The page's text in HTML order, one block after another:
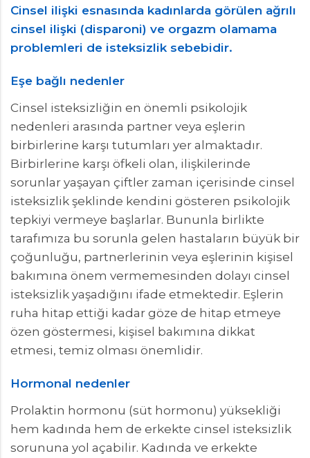
Cinsel ilişki esnasında kadınlarda görülen ağrılı
cinsel ilişki (disparoni) ve orgazm olamama
problemleri de isteksizlik sebebidir.
Eşe bağlı nedenler
Cinsel isteksizliğin en önemli psikolojik
nedenleri arasında partner veya eşlerin
birbirlerine karşı tutumları yer almaktadır.
Birbirlerine karşı öfkeli olan, ilişkilerinde
sorunlar yaşayan çiftler zaman içerisinde cinsel
isteksizlik şeklinde kendini gösteren psikolojik
tepkiyi vermeye başlarlar. Bununla birlikte
tarafımıza bu sorunla gelen hastaların büyük bir
çoğunluğu, partnerlerinin veya eşlerinin kişisel
bakımına önem vermemesinden dolayı cinsel
isteksizlik yaşadığını ifade etmektedir. Eşlerin
ruha hitap ettiği kadar göze de hitap etmeye
özen göstermesi, kişisel bakımına dikkat
etmesi, temiz olması önemlidir.
Hormonal nedenler
Prolaktin hormonu (süt hormonu) yüksekliği
hem kadında hem de erkekte cinsel isteksizlik
sorununa yol açabilir. Kadında ve erkekte